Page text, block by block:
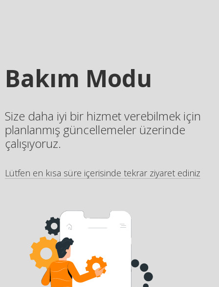
Bakım Modu
Size daha iyi bir hizmet verebilmek için
planlanmış güncellemeler üzerinde
çalışıyoruz.
Lütfen en kısa süre içerisinde tekrar ziyaret ediniz